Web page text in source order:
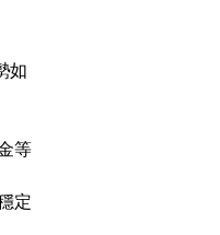
如
等
定